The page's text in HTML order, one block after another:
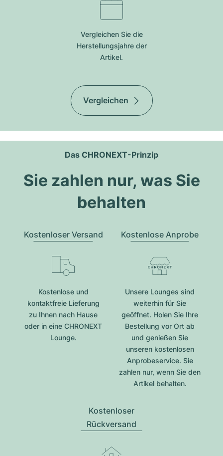
Vergleichen Sie die
Herstellungsjahre der
Artikel.
Vergleichen
Das CHRONEXT-Prinzip
Sie zahlen nur, was Sie
behalten
Kostenloser Versand
Kostenlose und
kontaktfreie Lieferung
zu Ihnen nach Hause
oder in eine CHRONEXT
Lounge.
Kostenlose Anprobe
Unsere Lounges sind
weiterhin für Sie
geöffnet. Holen Sie Ihre
Bestellung vor Ort ab
und genießen Sie
unseren kostenlosen
Anprobeservice. Sie
zahlen nur, wenn Sie den
Artikel behalten.
Kostenloser
Rückversand